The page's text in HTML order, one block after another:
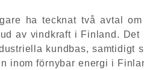
ha tecknat två avtal
av vindkraft i Finland. Det
kundbas, samtidigt
inom förnybar energi i